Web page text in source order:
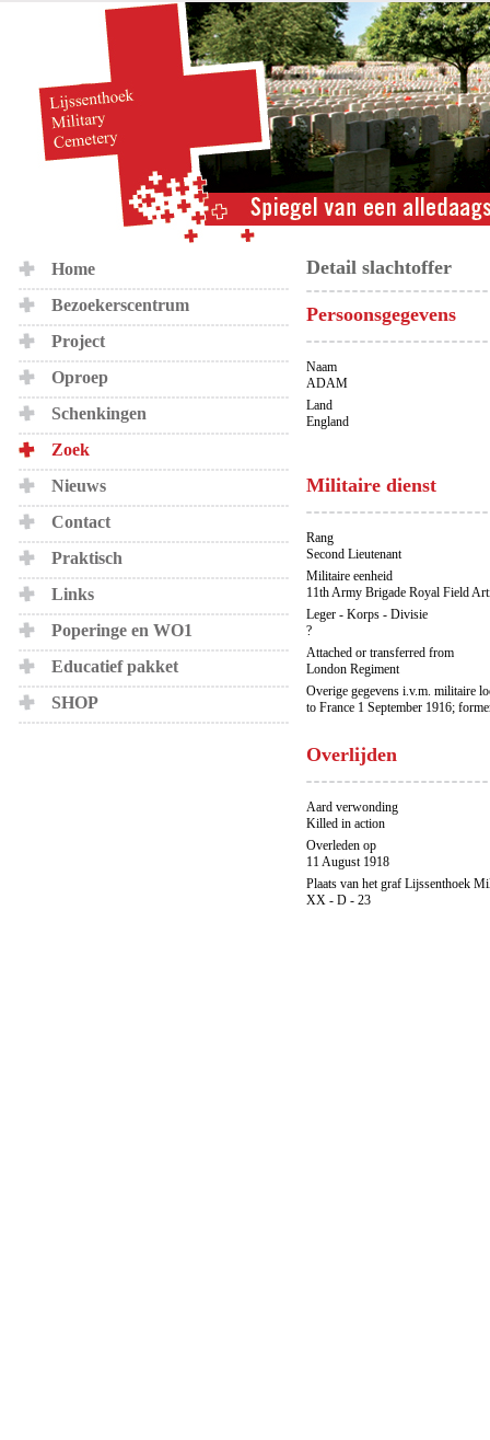
Home
Bezoekerscentrum
Project
Oproep
Schenkingen
Zoek
Nieuws
Contact
Praktisch
Links
Poperinge en WO1
Educatief pakket
SHOP
Detail slachtoffer
Persoonsgegevens
Naam
ADAM
Land
England
Militaire dienst
Rang
Second Lieutenant
Militaire eenheid
11th Army Brigade Royal Field
Leger - Korps - Divisie
?
Attached or transferred from
London Regiment
Overige gegevens i.v.m. militaire
to France 1 September 1916;
Overlijden
Aard verwonding
Killed in action
Overleden op
11 August 1918
Plaats van het graf Lijssenthoek
XX - D - 23